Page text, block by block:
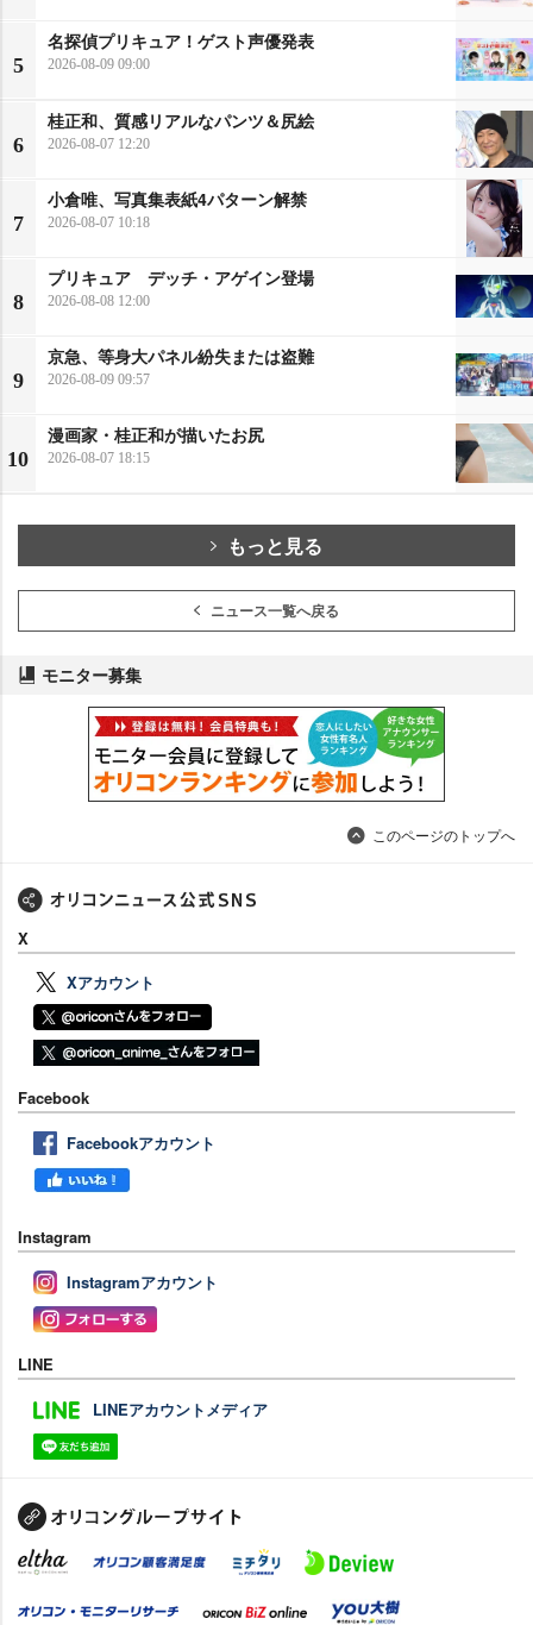
5
名探偵プリキュア！ゲスト声優発表
2026-08-09 09:00
6
桂正和、質感リアルなパンツ＆尻絵
2026-08-07 12:20
7
小倉唯、写真集表紙4パターン解禁
2026-08-07 10:18
8
プリキュア デッチ・アゲイン登場
2026-08-08 12:00
9
京急、等身大パネル紛失または盗難
2026-08-09 09:57
10
漫画家・桂正和が描いたお尻
2026-08-07 18:15
もっと見る
ニュース一覧へ戻る
モニター募集
このページのトップへ
X
Xアカウント
Facebook
Facebookアカウント
Instagram
Instagramアカウント
LINE
LINEアカウントメディア